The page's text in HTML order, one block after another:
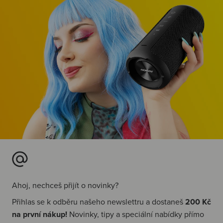
Ahoj, nechceš přijít o novinky?
Přihlas se k odběru našeho newslettru a dostaneš200 Kč
na první nákup! Novinky, tipy a speciální nabídky přímo